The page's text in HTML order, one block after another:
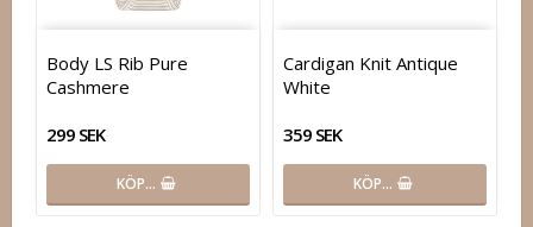
Body LS Rib Pure
Cashmere
299 SEK
KÖP…
Cardigan Knit Antique
White
359 SEK
KÖP…